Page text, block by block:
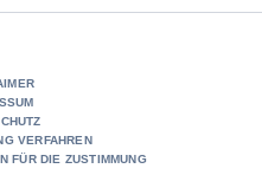
VERFAHREN
FÜR DIE ZUSTIMMUNG